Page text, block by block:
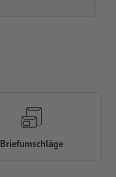
Briefumschläge